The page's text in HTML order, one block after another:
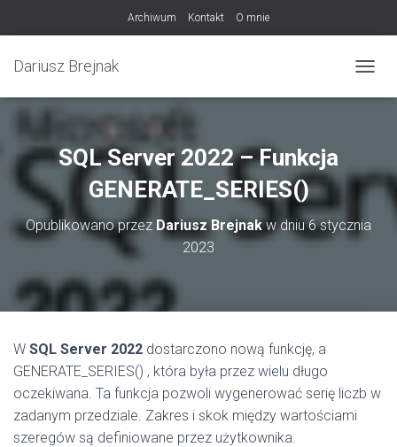
Archiwum Kontakt O mnie
Dariusz Brejnak
SQL Server 2022 – Funkcja
GENERATE_SERIES()
Opublikowano przez Dariusz Brejnakw dniu6 stycznia
2023
W SQL Server 2022 dostarczono nową funkcję, a
GENERATE_SERIES() , która była przez wielu długo
oczekiwana. Ta funkcja pozwoli wygenerować serię liczb w
zadanym przedziale. Zakres i skok między wartościami
szeregów są definiowane przez użytkownika.